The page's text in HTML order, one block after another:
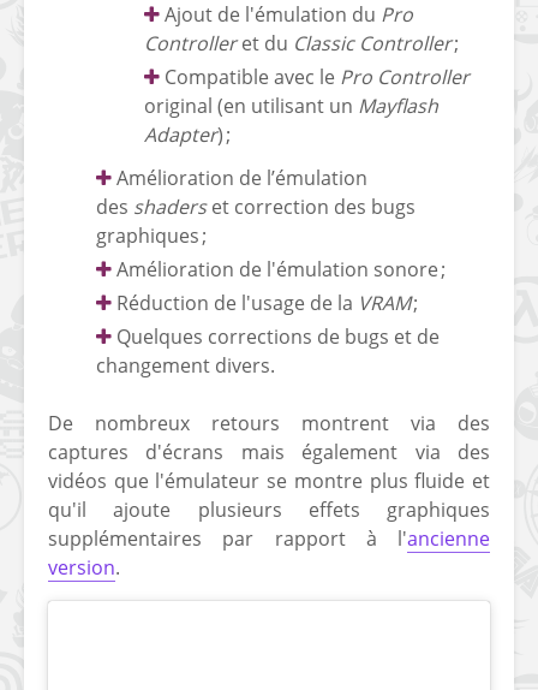
Ajout de l'émulation du Pro
Controlleret du Classic Controller;
Compatible avec le Pro Controller
original (en utilisant un Mayflash
Adapter) ;
Amélioration de l’émulation
des shaderset correction des bugs
graphiques ;
Amélioration de l'émulation sonore ;
Réduction de l'usage de la VRAM;
Quelques corrections de bugs et de
changement divers.
De nombreux retours montrent via des
captures d'écrans mais également via des
vidéos que l'émulateur se montre plus fluide et
qu'il ajoute plusieurs effets graphiques
supplémentaires par rapport à l'ancienne
version.
KyûHEN, le nouveau
concours de
homebrews
[PSP] Débricker une
PSP 2000/3000 est
possible avec Baryon
Sweeper !
[PS4] TUTO - Hacker
/ Jailbreaker sa PS4
en 6.72
[PS4] Le point sur le
de test
[3DS]
« .CIA »
[PSP]